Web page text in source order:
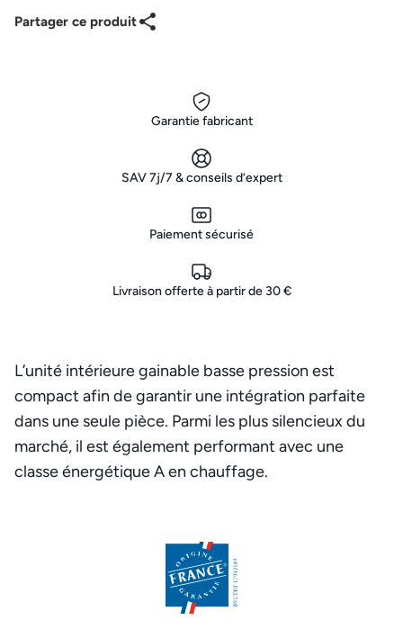
Partager ce produit
Garantie fabricant
SAV 7j/7 & conseils d’expert
Paiement sécurisé
Livraison offerte à partir de 30 €
L’unité intérieure gainable basse pression est
compact afin de garantir une intégration parfaite
dans une seule pièce. Parmi les plus silencieux du
marché, il est également performant avec une
classe énergétique A en chauffage.